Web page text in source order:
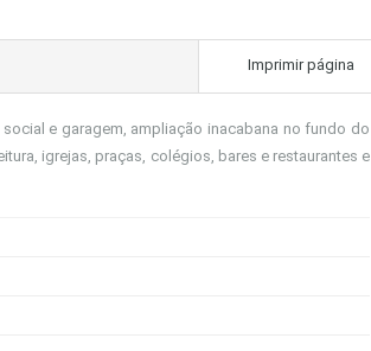
Imprimir página
e garagem, ampliação inacabana no fundo do
igrejas, praças, colégios, bares e restaurantes e